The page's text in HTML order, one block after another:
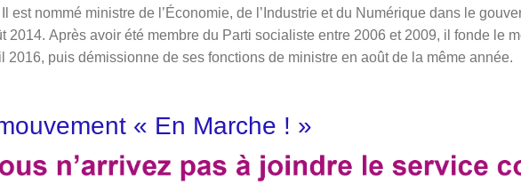
est nommé ministre de l’Économie, de l’Industrie et du Numérique dans le
2014. Après avoir été membre du Parti socialiste entre 2006 et 2009, il fonde le
2016, puis démissionne de ses fonctions de ministre en août de la même année.
« En Marche ! »